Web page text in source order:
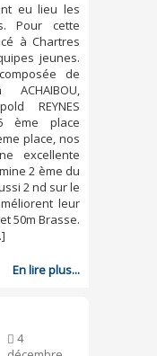
eu lieu les
Pour cette
à Chartres
jeunes.
de
ACHAIBOU,
REYNES
ème place
place, nos
excellente
2 ème du
2 nd sur le
leur
50m Brasse.
En lire plus...
4